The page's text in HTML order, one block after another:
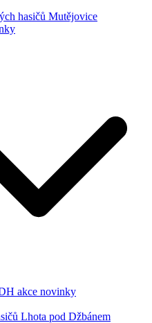
hasičů Mutějovice
akce novinky
Lhota pod Džbánem